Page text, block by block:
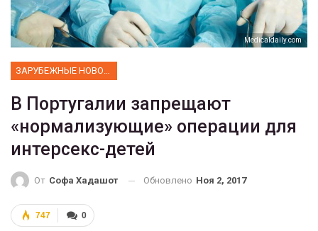
Мedicaldaily.com
В Португалии запрещают
«нормализующие» операции для
интерсекс-детей
От Софа Хадашот Обновлено Ноя 2, 2017
0
747